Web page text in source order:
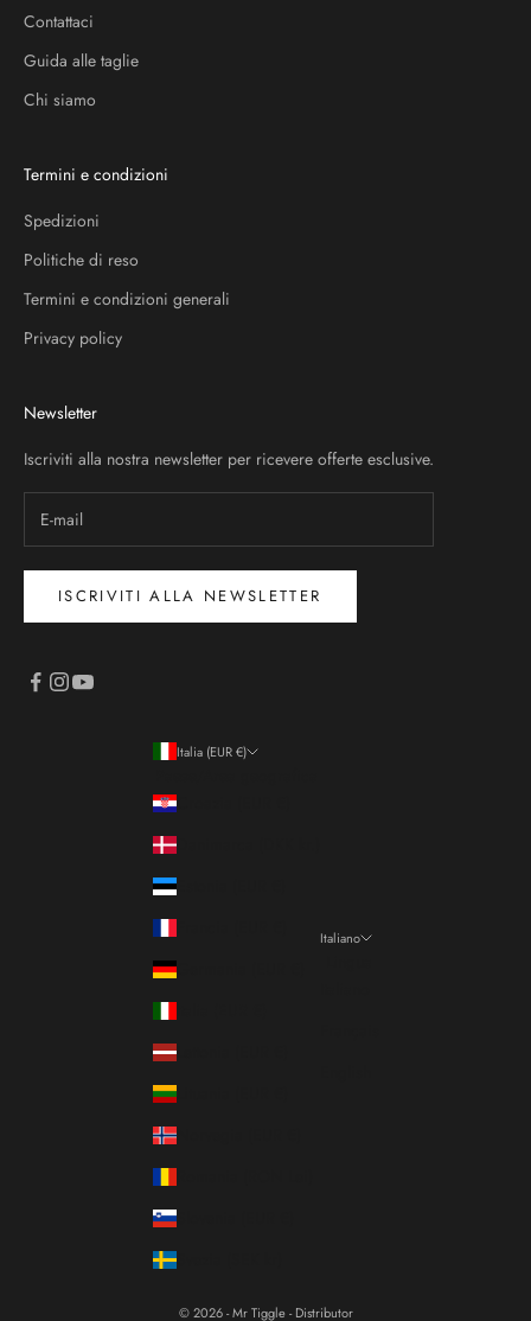
Contattaci
Guida alle taglie
Chi siamo
Termini e condizioni
Spedizioni
Politiche di reso
Termini e condizioni generali
Privacy policy
Newsletter
Iscriviti alla nostra newsletter per ricevere offerte esclusive.
ISCRIVITI ALLA NEWSLETTER
Italia (EUR €)
Croazia (EUR €)
Danimarca (DKK kr.)
Estonia (EUR €)
Francia (EUR €)
Germania (EUR €)
Italia (EUR €)
Lettonia (EUR €)
Lituania (EUR €)
Norvegia (EUR €)
Romania (RON Lei)
Slovenia (EUR €)
Svezia (SEK kr)
Italiano
© 2026 - Mr Tiggle - Distributor